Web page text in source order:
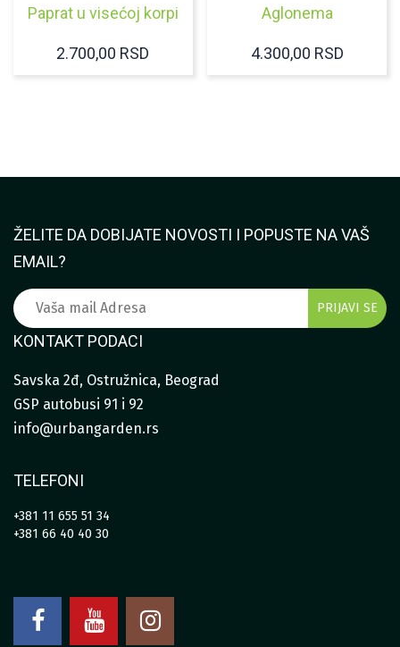
Paprat u visećoj korpi
2.700,00 RSD
Aglonema
4.300,00 RSD
ŽELITE DA DOBIJATE NOVOSTI I POPUSTE NA VAŠ
EMAIL?
KONTAKT PODACI
Savska 2đ, Ostružnica, Beograd
GSP autobusi 91 i 92
info@urbangarden.rs
TELEFONI
+381 11 655 51 34
+381 66 40 40 30